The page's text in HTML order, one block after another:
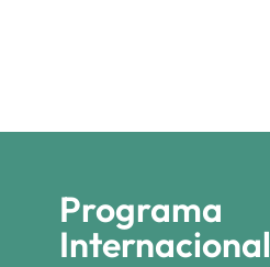
Programa
Internacional